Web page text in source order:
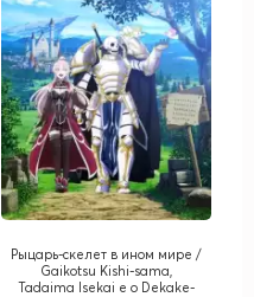
Рыцарь-скелет в ином мире /
Gaikotsu Kishi-sama,
Tadaima Isekai e o Dekake-